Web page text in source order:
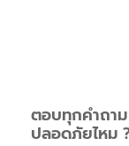
ตอบทุกคำถา
ปลอดภัยไหม